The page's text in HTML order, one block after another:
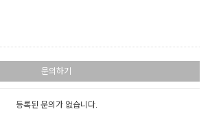
문의하기
등록된 문의가 없습니다.